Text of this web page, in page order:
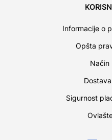
Informacije o
Opšta
Način
Sigurnost